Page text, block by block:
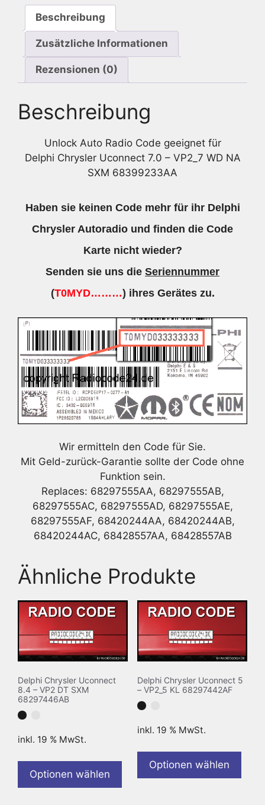
Menge
Beschreibung
Zusätzliche Informationen
Rezensionen (0)
Beschreibung
Unlock Auto Radio Code geeignet für
Delphi Chrysler Uconnect 7.0 – VP2_7 WD NA
SXM 68399233AA
Haben sie keinen Code mehr für ihr Delphi
Chrysler Autoradio und finden die Code
Karte nicht wieder?
Senden sie uns die Seriennummer
(T0MYD………) ihres Gerätes zu.
Wir ermitteln den Code für Sie.
Mit Geld-zurück-Garantie sollte der Code ohne
Funktion sein.
Replaces: 68297555AA, 68297555AB,
68297555AC, 68297555AD, 68297555AE,
68297555AF, 68420244AA, 68420244AB,
68420244AC, 68428557AA, 68428557AB
Ähnliche Produkte
Delphi Chrysler Uconnect
8.4 – VP2 DT SXM
68297446AB
inkl. 19 % MwSt.
Optionen wählen
Delphi Chrysler Uconnect 5
– VP2_5 KL 68297442AF
inkl. 19 % MwSt.
Optionen wählen